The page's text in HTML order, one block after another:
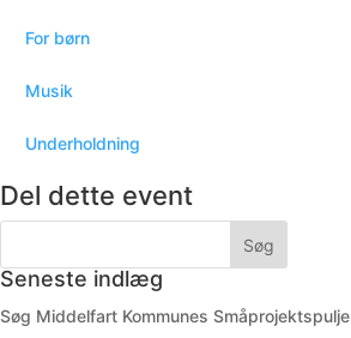
For børn
Musik
Underholdning
Del dette event
Seneste indlæg
Søg Middelfart Kommunes Småprojektspulje